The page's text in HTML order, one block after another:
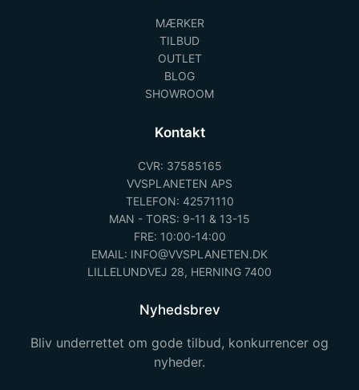
MÆRKER
TILBUD
OUTLET
BLOG
SHOWROOM
Kontakt
CVR: 37585165
VVSPLANETEN APS
TELEFON: 42571110
MAN - TORS: 9-11 & 13-15
FRE: 10:00-14:00
EMAIL: INFO@VVSPLANETEN.DK
LILLELUNDVEJ 28, HERNING 7400
Nyhedsbrev
Bliv underrettet om gode tilbud, konkurrencer og
nyheder.